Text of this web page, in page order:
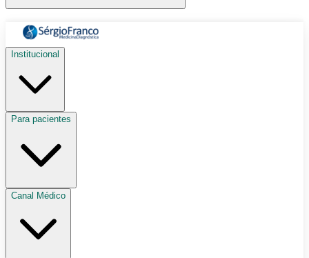
Institucional
Para pacientes
Canal Médico